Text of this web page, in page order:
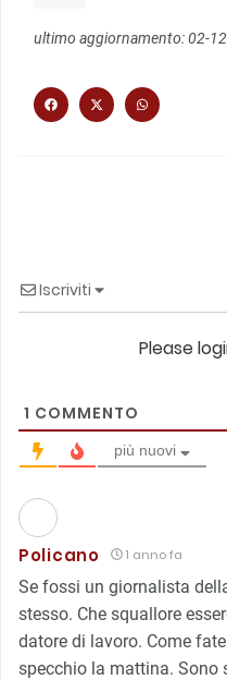
ultimo aggiornamento: 02-
Iscriviti
Please
1 COMMENTO
più nuovi
Policano 1 anno fa
Se fossi un giornalista
stesso. Che squallore
datore di lavoro. Come
specchio la mattina. Sono